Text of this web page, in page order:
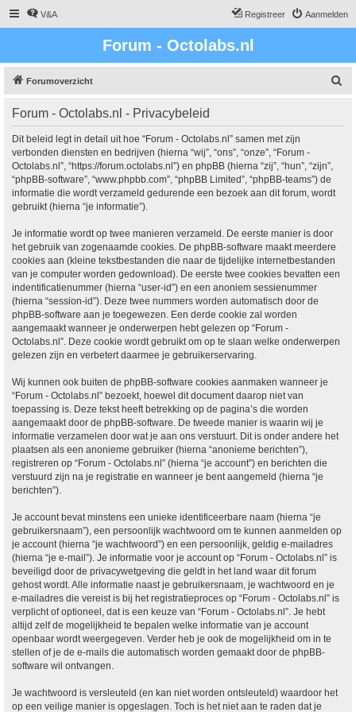
V&A Aanmelden
Registreer
Forum - Octolabs.nl
Forumoverzicht
Forum - Octolabs.nl - Privacybeleid
Dit beleid legt in detail uit hoe “Forum - Octolabs.nl” samen met zijn
verbonden diensten en bedrijven (hierna “wij”, “ons”, “onze”, “Forum -
Octolabs.nl”, “https://forum.octolabs.nl”) en phpBB (hierna “zij”, “hun”, “zijn”,
“phpBB-software”, “www.phpbb.com”, “phpBB Limited”, “phpBB-teams”) de
informatie die wordt verzameld gedurende een bezoek aan dit forum, wordt
gebruikt (hierna “je informatie”).
Je informatie wordt op twee manieren verzameld. De eerste manier is door
het gebruik van zogenaamde cookies. De phpBB-software maakt meerdere
cookies aan (kleine tekstbestanden die naar de tijdelijke internetbestanden
van je computer worden gedownload). De eerste twee cookies bevatten een
indentificatienummer (hierna “user-id”) en een anoniem sessienummer
(hierna “session-id”). Deze twee nummers worden automatisch door de
phpBB-software aan je toegewezen. Een derde cookie zal worden
aangemaakt wanneer je onderwerpen hebt gelezen op “Forum -
Octolabs.nl”. Deze cookie wordt gebruikt om op te slaan welke onderwerpen
gelezen zijn en verbetert daarmee je gebruikerservaring.
Wij kunnen ook buiten de phpBB-software cookies aanmaken wanneer je
“Forum - Octolabs.nl” bezoekt, hoewel dit document daarop niet van
toepassing is. Deze tekst heeft betrekking op de pagina’s die worden
aangemaakt door de phpBB-software. De tweede manier is waarin wij je
informatie verzamelen door wat je aan ons verstuurt. Dit is onder andere het
plaatsen als een anonieme gebruiker (hierna “anonieme berichten”),
registreren op “Forum - Octolabs.nl” (hierna “je account”) en berichten die
verstuurd zijn na je registratie en wanneer je bent aangemeld (hierna “je
berichten”).
Je account bevat minstens een unieke identificeerbare naam (hierna “je
gebruikersnaam”), een persoonlijk wachtwoord om te kunnen aanmelden op
je account (hierna “je wachtwoord”) en een persoonlijk, geldig e-mailadres
(hierna “je e-mail”). Je informatie voor je account op “Forum - Octolabs.nl” is
beveiligd door de privacywetgeving die geldt in het land waar dit forum
gehost wordt. Alle informatie naast je gebruikersnaam, je wachtwoord en je
e-mailadres die vereist is bij het registratieproces op “Forum - Octolabs.nl” is
verplicht of optioneel, dat is een keuze van “Forum - Octolabs.nl”. Je hebt
altijd zelf de mogelijkheid te bepalen welke informatie van je account
openbaar wordt weergegeven. Verder heb je ook de mogelijkheid om in te
stellen of je de e-mails die automatisch worden gemaakt door de phpBB-
software wil ontvangen.
Je wachtwoord is versleuteld (en kan niet worden ontsleuteld) waardoor het
op een veilige manier is opgeslagen. Toch is het niet aan te raden dat je